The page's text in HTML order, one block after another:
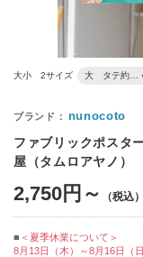
大小 2サイズ 大 タテ約…
nunocoto
ファブリックポスタ
屋（タムロアヤノ）
2,750円～
＜夏季休業について＞
8月13日（木）～8月16日（